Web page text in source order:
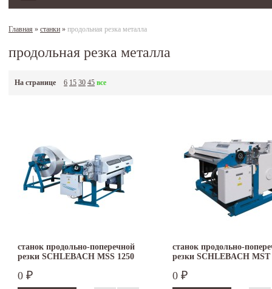
Главная » станки » продольная резка металла
продольная резка металла
На странице 6 15 30 45 все
станок продольно-поперечной
резки SCHLEBACH MSS 1250
0 ₽
станок продольно-
резки SCHLEBACH MST
0 ₽